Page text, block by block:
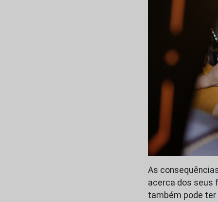
As
acerca dos seus
também pode